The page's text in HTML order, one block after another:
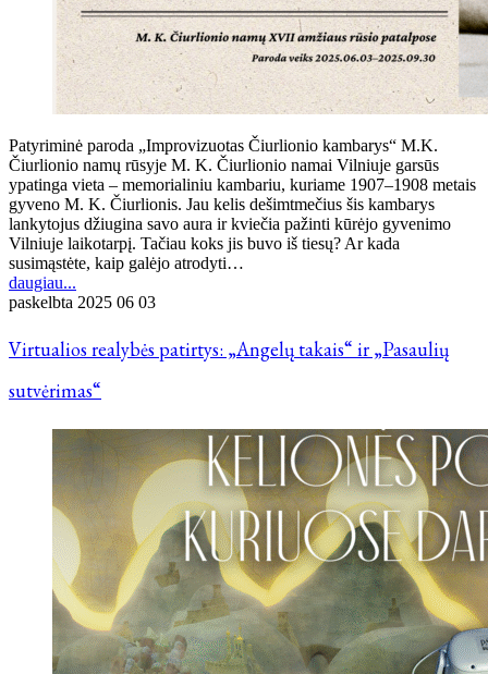
Patyriminė paroda „Improvizuotas Čiurlionio kambarys“ M.K.
Čiurlionio namų rūsyje M. K. Čiurlionio namai Vilniuje garsūs
ypatinga vieta – memorialiniu kambariu, kuriame 1907–1908 metais
gyveno M. K. Čiurlionis. Jau kelis dešimtmečius šis kambarys
lankytojus džiugina savo aura ir kviečia pažinti kūrėjo gyvenimo
Vilniuje laikotarpį. Tačiau koks jis buvo iš tiesų? Ar kada
susimąstėte, kaip galėjo atrodyti…
daugiau...
paskelbta 2025 06 03
Virtualios realybės patirtys: „Angelų takais“ ir „Pasaulių
sutvėrimas“